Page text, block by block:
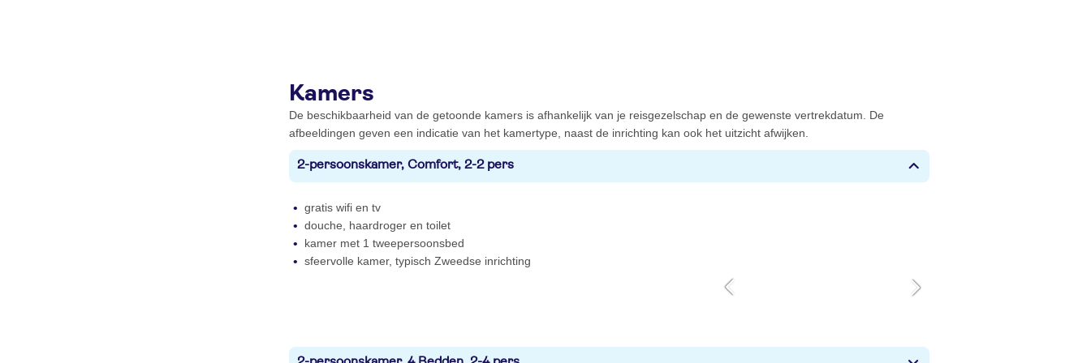
Kamers
De beschikbaarheid van de getoonde kamers is afhankelijk van je reisgezelschap en de gewenste vertrekdatum. De
afbeeldingen geven een indicatie van het kamertype, naast de inrichting kan ook het uitzicht afwijken.
2-persoonskamer, Comfort, 2-2 pers
gratis wifi en tv
douche, haardroger en toilet
kamer met 1 tweepersoonsbed
sfeervolle kamer, typisch Zweedse inrichting